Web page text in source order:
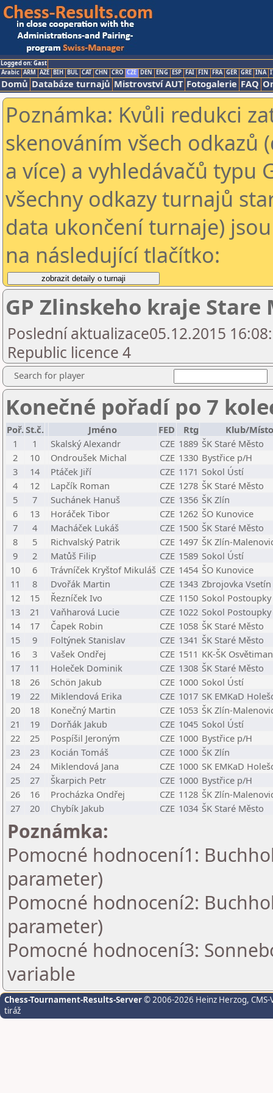
Logged on: Gast
Arabic ARM AZE BIH BUL CAT CHN CRO CZE DEN ENG ESP FAI FIN FRA GER GRE INA
Domů Databáze turnajů Mistrovství AUT Fotogalerie FAQ
Poznámka: Kvůli redukci
skenováním všech odkazů
a více) a vyhledávačů typu
všechny odkazy turnajů
data ukončení turnaje)
na následující tlačítko:
GP Zlinskeho kraje Stare
Poslední aktualizace05.12.2015
Republic licence 4
Search for player
Konečné pořadí po 7
Poř.St.č. Jméno FED Rtg
Klub/Místo
1
1 Skalský Alexandr CZE 1889 ŠK Staré Město
2
10 Ondroušek Michal CZE 1330 Bystřice p/H
3
14 Ptáček Jiří CZE 1171 Sokol Ústí
4
12 Lapčík Roman CZE 1278 ŠK Staré Město
5
7 Suchánek Hanuš CZE 1356 ŠK Zlín
6
13 Horáček Tibor CZE 1262 ŠO Kunovice
7
4 Macháček Lukáš CZE 1500 ŠK Staré Město
8
5 Richvalský Patrik CZE 1497 ŠK Zlín-
9
2 Matůš Filip CZE 1589 Sokol Ústí
10
6 Trávníček Kryštof Mikuláš CZE 1454 ŠO Kunovice
11
8 Dvořák Martin CZE 1343 Zbrojovka Vsetín
12
15 Řezníček Ivo CZE 1150 Sokol Postoupky
13
21 Vaňharová Lucie CZE 1022 Sokol Postoupky
14
17 Čapek Robin CZE 1058 ŠK Staré Město
15
9 Foltýnek Stanislav CZE 1341 ŠK Staré Město
16
3 Vašek Ondřej CZE 1511 KK-ŠK
17
11 Holeček Dominik CZE 1308 ŠK Staré Město
18
26 Schön Jakub CZE 1000 Sokol Ústí
19
22 Miklendová Erika CZE 1017 SK EMKaD
20
18 Konečný Martin CZE 1053 ŠK Zlín-
21
19 Dorňák Jakub CZE 1045 Sokol Ústí
22
25 Pospíšil Jeroným CZE 1000 Bystřice p/H
23
23 Kocián Tomáš CZE 1000 ŠK Zlín
24
24 Miklendová Jana CZE 1000 SK EMKaD
25
27 Škarpich Petr CZE 1000 Bystřice p/H
26
16 Procházka Ondřej CZE 1128 ŠK Zlín-
27
20 Chybík Jakub CZE 1034 ŠK Staré Město
Poznámka:
Pomocné hodnocení1:
parameter)
Pomocné hodnocení2:
parameter)
Pomocné hodnocení3:
variable
Chess-Tournament-Results-Server© 2006-2026 Heinz Herzog,
tiráž